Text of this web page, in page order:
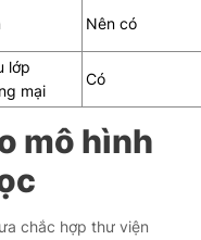
Nên có
lớp
mại
Có
mô hình
chắc hợp thư viện